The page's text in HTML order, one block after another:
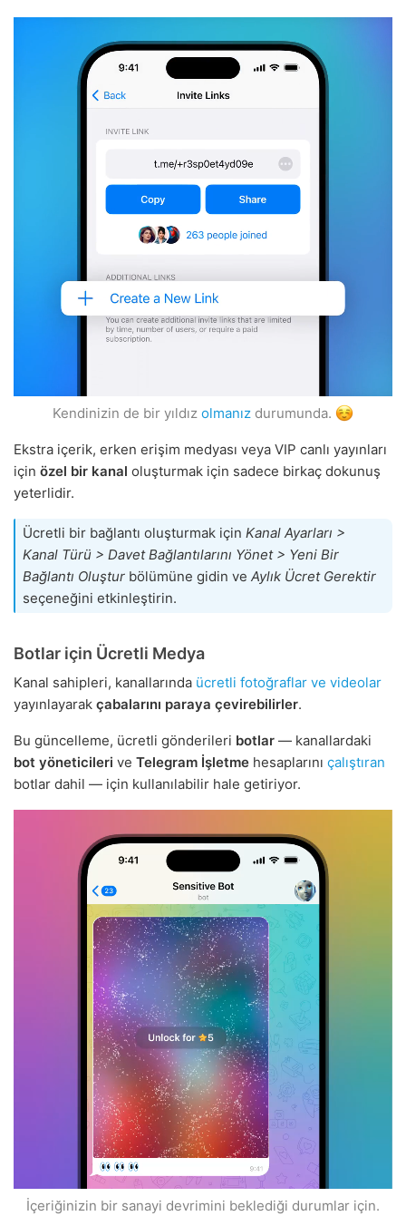
Kendinizin de bir yıldızolmanız durumunda.
Ekstra içerik, erken erişim medyası veya VIP canlı yayınları
için özel bir kanal oluşturmak için sadece birkaç dokunuş
yeterlidir.
Ücretli bir bağlantı oluşturmak için Kanal Ayarları >
Kanal Türü > Davet Bağlantılarını Yönet > Yeni Bir
Bağlantı Oluştur bölümüne gidin ve Aylık Ücret Gerektir
seçeneğini etkinleştirin.
Botlar için Ücretli Medya
Kanal sahipleri, kanallarında ücretli fotoğraflar ve videolar
yayınlayarak çabalarını paraya çevirebilirler.
Bu güncelleme, ücretli gönderileri botlar — kanallardaki
bot yöneticileri ve Telegram İşletme hesaplarını çalıştıran
botlar dahil — için kullanılabilir hale getiriyor.
İçeriğinizin bir sanayi devrimini beklediği durumlar için.